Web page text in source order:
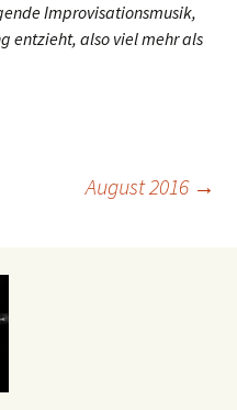
Improvisationsmusik,
entzieht, also viel mehr als
August 2016 →